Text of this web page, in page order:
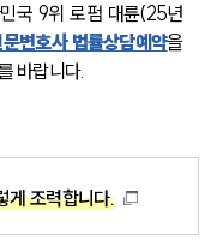
국 9위 로펌 대륜(25년
변호사 법률상담예약을
바랍니다.
게 조력합니다.